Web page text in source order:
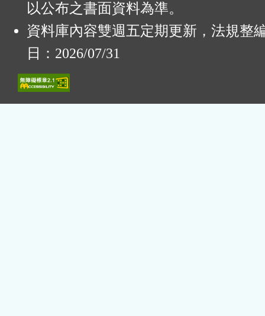
以公布之書面資料為準。
資料庫內容雙週五定期更新，法規整
日：2026/07/31